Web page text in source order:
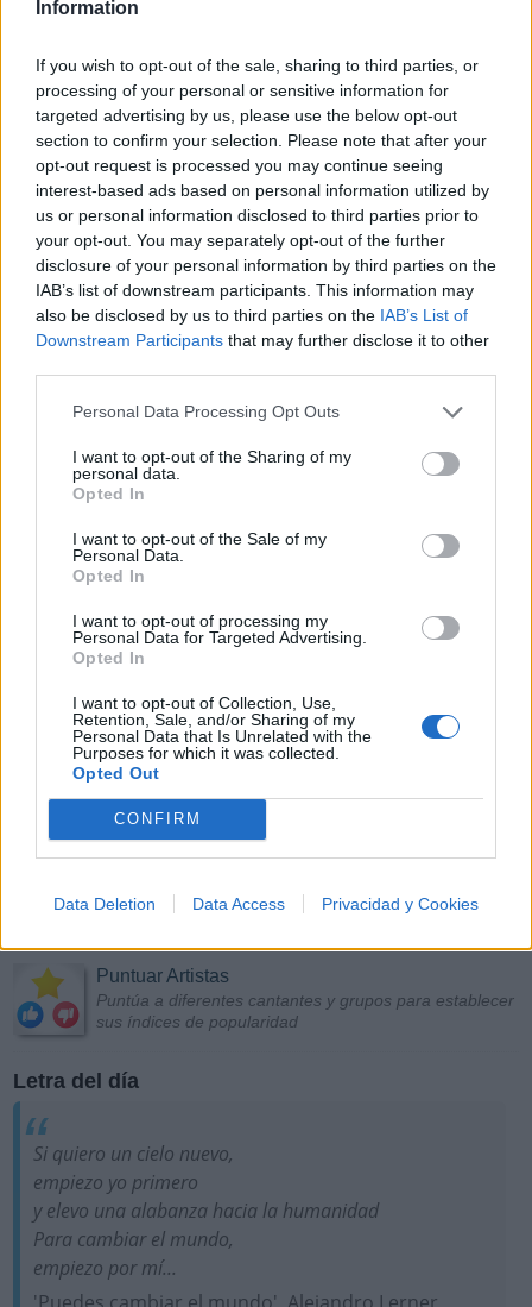
Information
If you wish to opt-out of the sale, sharing to third parties, or
processing of your personal or sensitive information for
targeted advertising by us, please use the below opt-out
section to confirm your selection. Please note that after your
opt-out request is processed you may continue seeing
interest-based ads based on personal information utilized by
us or personal information disclosed to third parties prior to
your opt-out. You may separately opt-out of the further
disclosure of your personal information by third parties on the
IAB’s list of downstream participants. This information may
also be disclosed by us to third parties on the IAB’s List of
Downstream Participants that may further disclose it to other
Personal Data Processing Opt Outs
I want to opt-out of the Sharing of my
personal data.
Opted In
I want to opt-out of the Sale of my
Personal Data.
Opted In
I want to opt-out of processing my
Personal Data for Targeted Advertising.
Opted In
I want to opt-out of Collection, Use,
Retention, Sale, and/or Sharing of my
Personal Data that Is Unrelated with the
Purposes for which it was collected.
Opted Out
CONFIRM
Data Deletion Data Access Privacidad y Cookies
Añadir un comentario ...
🪐🚀 Canciones para Ver las Estrellas:
Psicodelia y Space Rock 🎸✨
🌌🚀 Viaje intergaláctico: la mejor selección de
psicodelia, space rock y atmósferas cósmicas para
tus noches de astronomía. 🪐🎸 Desconecta, mira
al firmamento y siente la gravedad cero. 💾 ¡Guarda
esta colección para tu próxima noche estrellada!
Letras Top Artistas Playlists
Z #
Puntuar Artistas
Puntúa a diferentes cantantes y grupos para establecer
sus índices de popularidad
Letra del día
Si quiero un cielo nuevo,
empiezo yo primero
y elevo una alabanza hacia la humanidad
Para cambiar el mundo,
empiezo por mí...